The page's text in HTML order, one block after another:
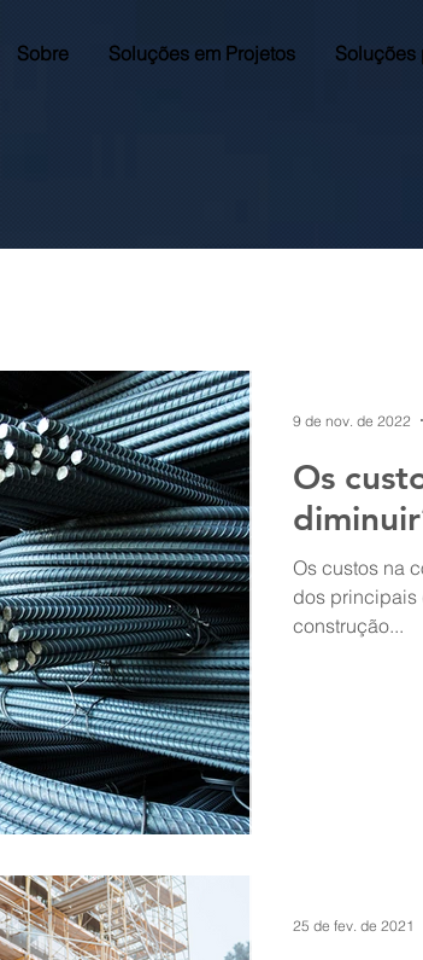
Sobre Soluções em Projetos Soluções
Os
Os custos na
dos principais
construção...
9 de nov. de 2022
25 de fev. de 2021